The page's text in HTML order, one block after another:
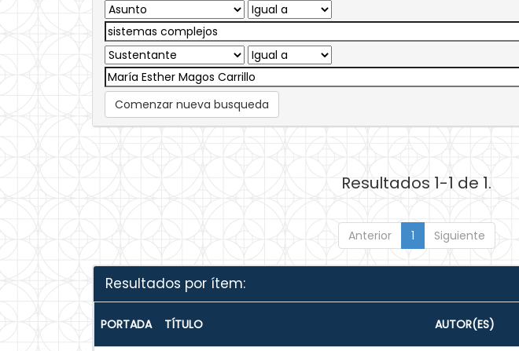
Comenzar nueva busqueda
Resultados 1-1 de 1.
Anterior 1 Siguiente
Resultados por ítem:
PORTADA TÍTULO AUTOR(ES)